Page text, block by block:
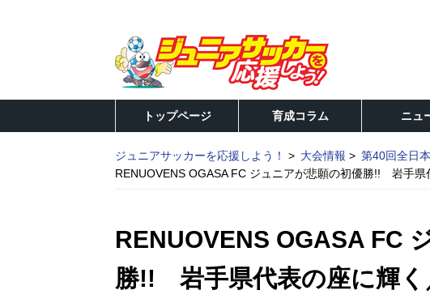
トップページ 育成コラム ニュ
ジュニアサッカーを応援しよう！ 大会情報
第40回全日
RENUOVENS OGASA FC ジュニアが悲願の初優勝!! 岩手
RENUOVENS OGASA FC
勝!! 岩手県代表の座に輝く